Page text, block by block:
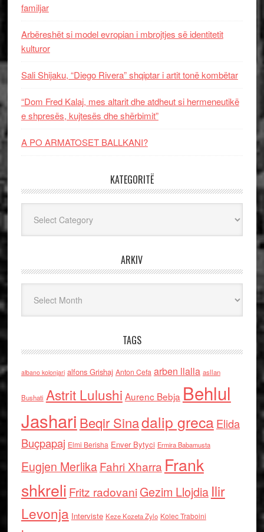
familjar
Arbëreshët si model evropian i mbrojtjes së identitetit
kulturor
Sali Shijaku, “Diego Rivera” shqiptar i artit tonë kombëtar
“Dom Fred Kalaj, mes altarit dhe atdheut si hermeneutikë
e shpresës, kujtesës dhe shërbimit”
A PO ARMATOSET BALLKANI?
KATEGORITË
ARKIV
TAGS
albano kolonjari alfons Grishaj Anton Cefa arben llalla asllan
Bushati Astrit Lulushi Aurenc Bebja Behlul
Jashari Beqir Sinadalip grecaElida
Buçpapaj Elmi Berisha Enver Bytyci Ermira Babamusta
Eugjen MerlikaFahri Xharra Frank
shkreli Fritz radovaniGezim Llojdia Ilir
Levonja Interviste Keze Kozeta Zylo Kolec Traboini